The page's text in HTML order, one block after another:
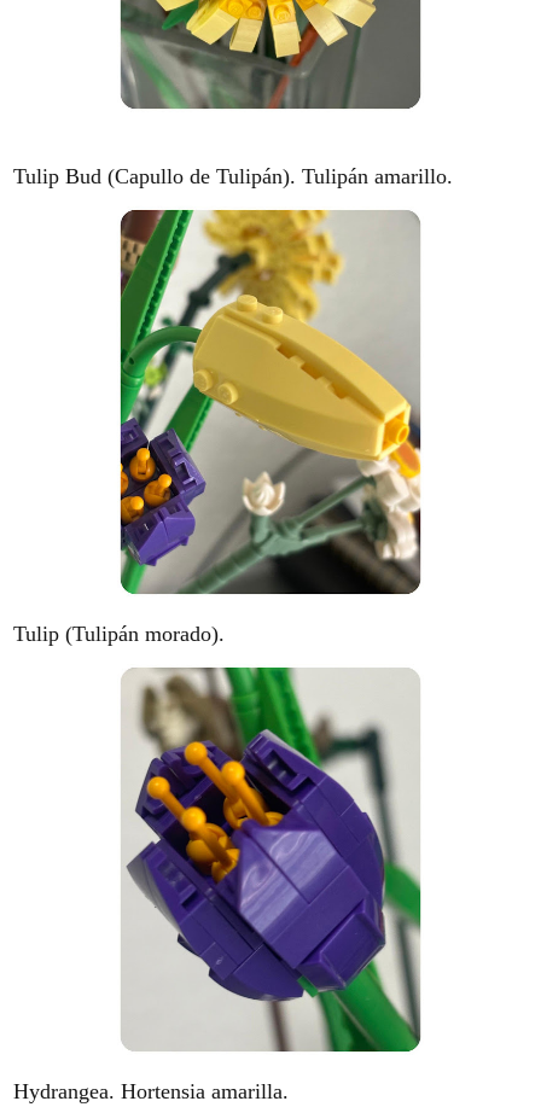
Tulip Bud (Capullo de Tulipán). Tulipán amarillo.
Tulip (Tulipán morado).
Hydrangea. Hortensia amarilla.